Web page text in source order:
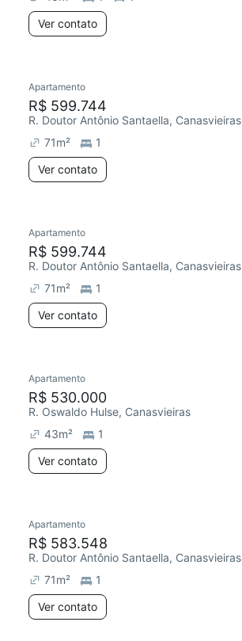
Ver contato
Apartamento
R$ 599.744
R. Doutor Antônio Santaella, Canasvieiras
71m²
1
Ver contato
Apartamento
R$ 599.744
R. Doutor Antônio Santaella, Canasvieiras
71m²
1
Ver contato
Apartamento
R$ 530.000
R. Oswaldo Hulse, Canasvieiras
43m²
1
Ver contato
Apartamento
R$ 583.548
R. Doutor Antônio Santaella, Canasvieiras
71m²
1
Ver contato